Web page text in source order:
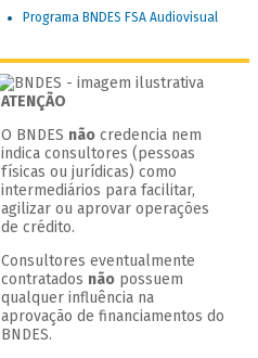
Programa BNDES FSA Audiovisual
ATENÇÃO
O BNDES não credencia nem
indica consultores (pessoas
físicas ou jurídicas) como
intermediários para facilitar,
agilizar ou aprovar operações
de crédito.
Consultores eventualmente
contratados não possuem
qualquer influência na
aprovação de financiamentos do
BNDES.